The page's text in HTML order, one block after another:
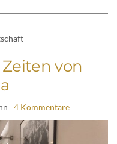
von
4 Kommentare